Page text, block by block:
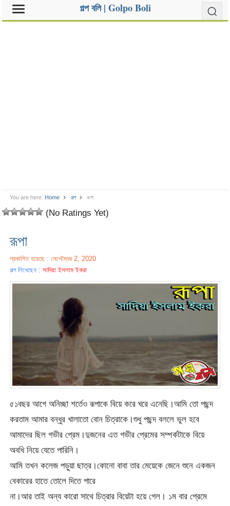
গল্প বলি | Golpo Boli
You are here: Home গল্প রূপা
(No Ratings Yet)
রূপা
প্রকাশিত হয়েছে : সেপ্টেম্বর 2, 2020
গল্প লিখেছেন :সাদিয়া ইসলাম ইকরা
৫১বছর আগে অনিচ্ছা শর্তেও রূপাকে বিয়ে করে ঘরে এনেছি।আমি তো পছন্দ
করতাম আমার বন্ধুর খালাতো বোন চিত্রাকে।শুধু পছন্দ বললে ভুল হবে
আমাদের ছিল গভীর প্রেম।দুজনের এত গভীর প্রেমের সম্পর্কটাকে বিয়ে
অবধি নিয়ে যেতে পারিনি।
আমি তখন কলেজ পড়ুয়া ছাত্র।কোনো বাবা তার মেয়েকে জেনে শুনে একজন
বেকারের হাতে তোলে দিতে পারে
না।আর তাই অন্য কারো সাথে চিত্রার বিয়েটা হয়ে গেল। ১ম বার প্রেমে